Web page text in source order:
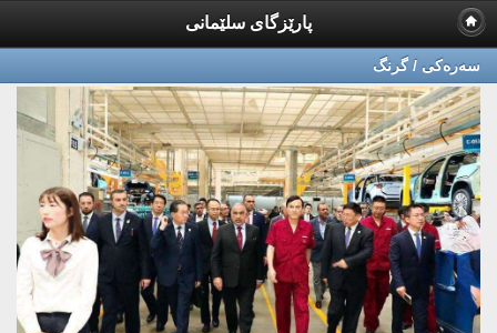
پارێزگای سلێمانی
سه‌ره‌كی / گرنگ